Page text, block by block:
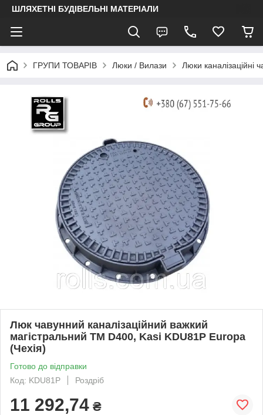
ШЛЯХЕТНІ БУДІВЕЛЬНІ МАТЕРІАЛИ
ГРУПИ ТОВАРІВ Люки / Вилази Люки каналізаційні
Люк чавунний каналізаційний важкий
магістральний ТМ D400, Kasi KDU81P Europa
(Чехія)
Готово до відправки
Код: KDU81P
Роздріб
11 292,74 ₴